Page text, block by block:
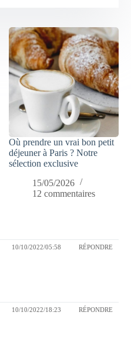
Où prendre un vrai bon petit
déjeuner à Paris ? Notre
sélection exclusive
15/05/2026
12 commentaires
10/10/2022/05:58 RÉPONDRE
10/10/2022/18:23 RÉPONDRE